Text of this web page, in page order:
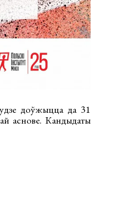
доўжыцца да 31
аснове. Кандыдаты